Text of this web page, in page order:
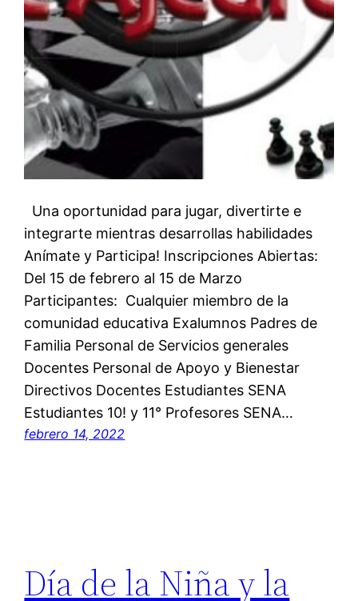
Una oportunidad para jugar, divertirte e
integrarte mientras desarrollas habilidades
Anímate y Participa! Inscripciones Abiertas:
Del 15 de febrero al 15 de Marzo
Participantes: Cualquier miembro de la
comunidad educativa Exalumnos Padres de
Familia Personal de Servicios generales
Docentes Personal de Apoyo y Bienestar
Directivos Docentes Estudiantes SENA
Estudiantes 10! y 11° Profesores SENA…
febrero 14, 2022
Día de la Niña y la